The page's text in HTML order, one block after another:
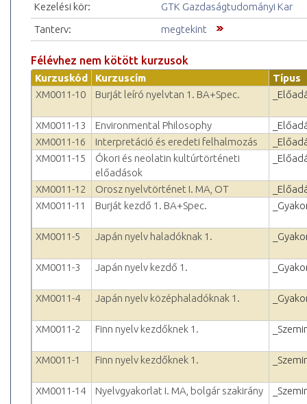
Kezelési kör:
GTK Gazdaságtudományi Kar
Tanterv:
megtekint
Félévhez nem kötött kurzusok
Kurzuskód Kurzuscím
Típus
XM0011-10
Burját leíró nyelvtan 1. BA+Spec.
XM0011-13 Environmental Philosophy
XM0011-16
Interpretáció és eredeti felhalmozás
XM0011-15
Ókori és neolatin kultúrtörténeti
előadások
XM0011-12 Orosz nyelvtörténet I. MA, OT
XM0011-11
Burját kezdő 1. BA+Spec.
XM0011-5 Japán nyelv haladóknak 1.
XM0011-3 Japán nyelv kezdő 1.
XM0011-4 Japán nyelv középhaladóknak 1.
XM0011-2 Finn nyelv kezdőknek 1.
XM0011-1 Finn nyelv kezdőknek 1.
XM0011-14 Nyelvgyakorlat I. MA, bolgár szakirány